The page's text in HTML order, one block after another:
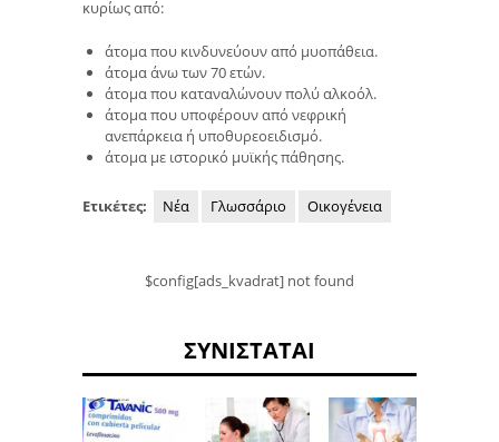
κυρίως από:
άτομα που κινδυνεύουν από μυοπάθεια.
άτομα άνω των 70 ετών.
άτομα που καταναλώνουν πολύ αλκοόλ.
άτομα που υποφέρουν από νεφρική
ανεπάρκεια ή υποθυρεοειδισμό.
άτομα με ιστορικό μυϊκής πάθησης.
Ετικέτες: Νέα Γλωσσάριο Οικογένεια
$config[ads_kvadrat] not found
ΣΥΝΙΣΤΆΤΑΙ